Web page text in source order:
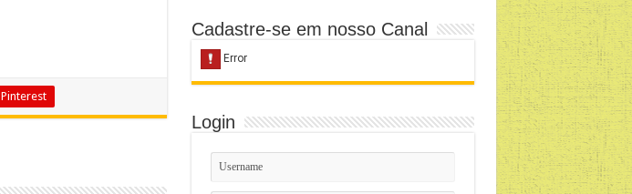
Pinterest
Cadastre-se em nosso Canal
Login